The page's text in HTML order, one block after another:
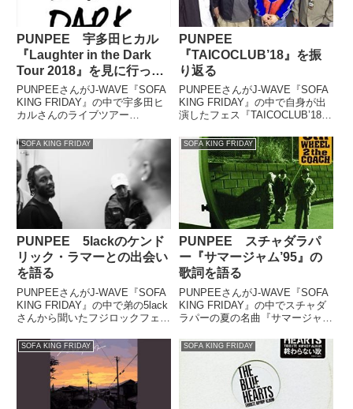
PUNPEE 宇多田ヒカル
『Laughter in the Dark
Tour 2018』を見に行った
話
PUNPEEさんがJ-WAVE『SOFA
KING FRIDAY』の中で宇多田ヒ
カルさんのライブツアー
2018』を見に行った話をしてい
ました。
PUNPEE
『TAICOCLUB’18』を振
り返る
PUNPEEさんがJ-WAVE『SOFA
KING FRIDAY』の中で自身が出
演したフェス『TAICOCLUB’18』
た。''TAICOCLUB’18'' PUNPEEが
ライブ出演致しました。ありがと
うございました。 p...
SOFA KING FRIDAY
PUNPEE 5lackのケンド
リック・ラマーとの出会い
を語る
PUNPEEさんがJ-WAVE『SOFA
KING FRIDAY』の中で弟の5lack
さんから聞いたフジロックフェス
と出会った際の模様について話し
ていました。
SOFA KING FRIDAY
PUNPEE スチャダラパ
ー『サマージャム’95』の
歌詞を語る
PUNPEEさんがJ-WAVE『SOFA
KING FRIDAY』の中でスチャダ
ラパーの夏の名曲『サマージャ
ました。
SOFA KING FRIDAY SOFA KING FRIDAY